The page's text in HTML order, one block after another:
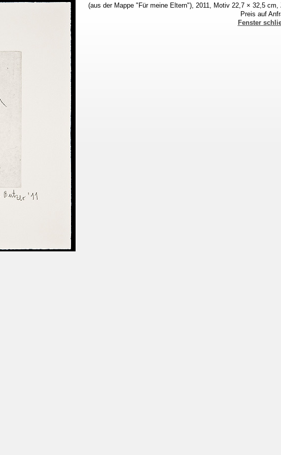
(aus der Mappe "Für meine Eltern"), 2011, Motiv 22,7 × 32,5
Preis auf
Fenster